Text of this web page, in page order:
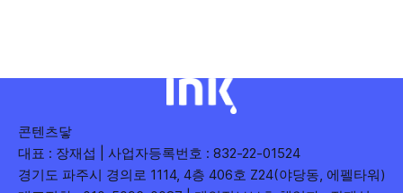
콘텐츠닿
대표 : 장재섭 | 사업자등록번호 : 832-22-01524
경기도 파주시 경의로 1114, 4층 406호 Z24(야당동, 에펠타워)